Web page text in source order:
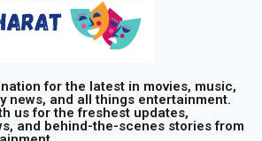
for the latest in movies, music,
news, and all things entertainment.
us for the freshest updates,
and behind-the-scenes stories from